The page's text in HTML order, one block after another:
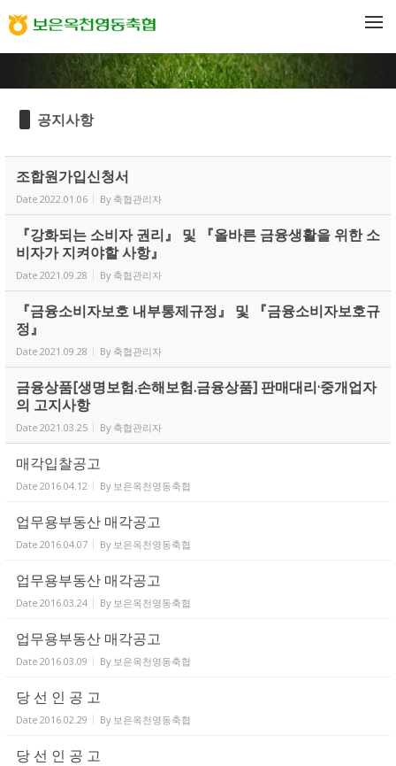
공지사항
조합원가입신청서
Date 2022.01.06 By 축협관리자
『강화되는 소비자 권리』 및 『올바른 금융생활을 위한 소
비자가 지켜야할 사항』
Date 2021.09.28 By 축협관리자
『금융소비자보호 내부통제규정』 및 『금융소비자보호규
정』
Date 2021.09.28 By 축협관리자
금융상품[생명보험.손해보험.금융상품] 판매대리·중개업자
의 고지사항
Date 2021.03.25 By 축협관리자
매각입찰공고
Date 2016.04.12 By 보은옥천영동축협
업무용부동산 매각공고
Date 2016.04.07 By 보은옥천영동축협
업무용부동산 매각공고
Date 2016.03.24 By 보은옥천영동축협
업무용부동산 매각공고
Date 2016.03.09 By 보은옥천영동축협
당 선 인 공 고
Date 2016.02.29 By 보은옥천영동축협
당 선 인 공 고